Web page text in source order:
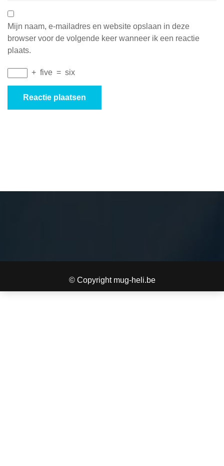
Mijn naam, e-mailadres en website opslaan in deze
browser voor de volgende keer wanneer ik een reactie
plaats.
+ five = six
© Copyright mug-heli.be